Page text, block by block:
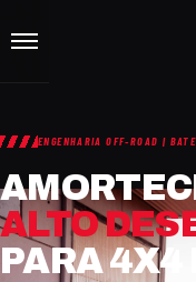
ENGENHARIA OFF-ROAD |
ALTO
PARA 4X4